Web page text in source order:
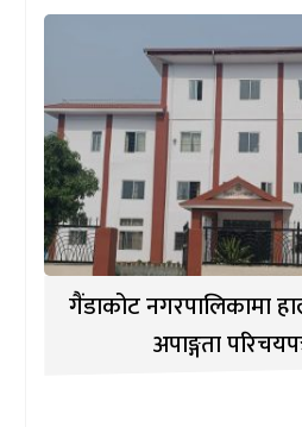
गैंडाकोट नगरपालिकामा
अपाङ्गता